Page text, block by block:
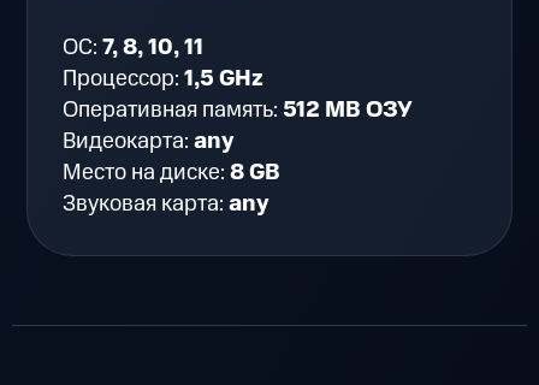
ОС:7, 8, 10, 11
Процессор:1,5 GHz
Оперативная память:512 MB ОЗУ
Видеокарта:any
Место на диске:8 GB
Звуковая карта:any